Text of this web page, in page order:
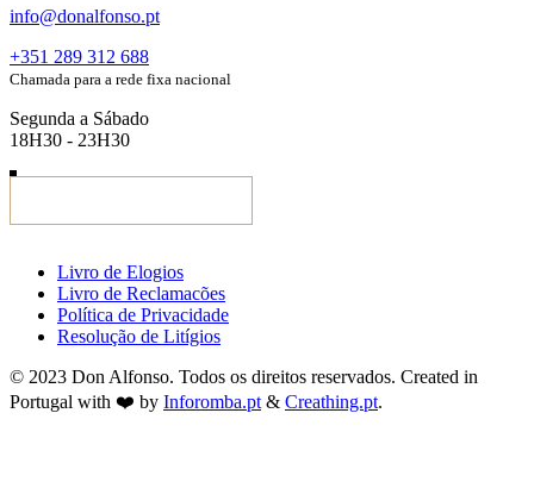
info@donalfonso.pt
+351 289 312 688
Chamada para a rede fixa nacional
Segunda a Sábado
18H30 - 23H30
Livro de Elogios
Livro de Reclamacões
Política de Privacidade
Resolução de Litígios
© 2023 Don Alfonso. Todos os direitos reservados. Created in
Portugal with ❤️ by Inforomba.pt & Creathing.pt.